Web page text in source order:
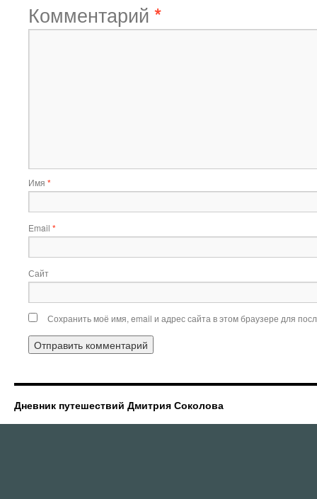
Комментарий *
Имя *
Email *
Сайт
Сохранить моё имя, email и адрес сайта в этом браузере для
Дневник путешествий Дмитрия Соколова